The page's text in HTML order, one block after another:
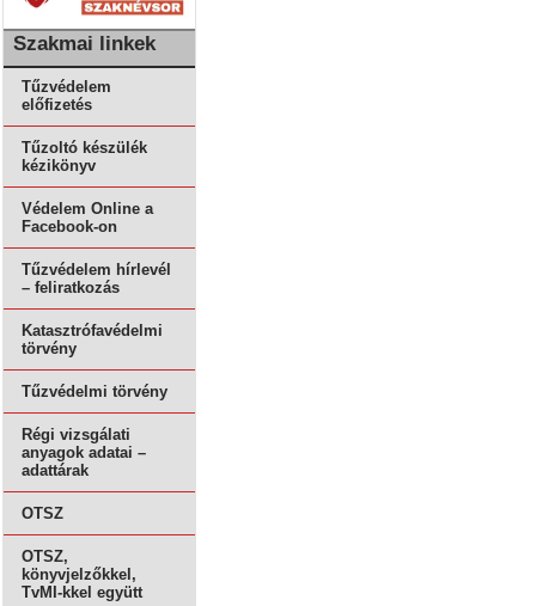
Szakmai linkek
Tűzvédelem
előfizetés
Tűzoltó készülék
kézikönyv
Védelem Online a
Facebook-on
Tűzvédelem hírlevél
– feliratkozás
Katasztrófavédelmi
törvény
Tűzvédelmi törvény
Régi vizsgálati
anyagok adatai –
adattárak
OTSZ
OTSZ,
könyvjelzőkkel,
TvMI-kkel együtt